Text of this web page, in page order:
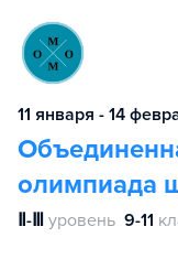
11 января - 14
олимпиада
Ⅱ-Ⅲ уровень 9-11